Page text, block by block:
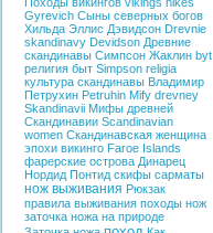
Gyrevich Сыны северных богов
Хильда Эллис Дэвидсон Drevnie
skandinavy Devidson Древние
скандинавы Симпсон Жаклин byt
религия быт Simpson religia
культура скандинавы Владимир
Петрухин Petruhin Mify drevney
Skandinavii Мифы древней
Скандинавии Scandinavian
women Скандинавская женщина
эпохи викинго Faroe Islands
фарерские острова Динарец
Нордид Понтид скифы сарматы
нож выживания Рюкзак
правила выживания походы нож
заточка ножа на природе